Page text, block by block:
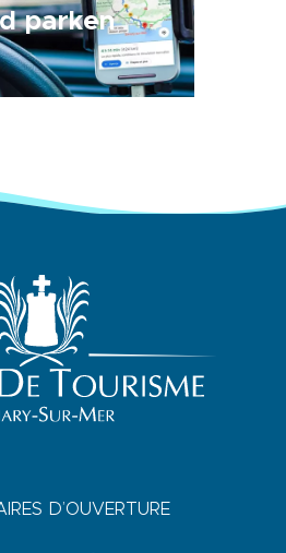
parken
D’OUVERTURE